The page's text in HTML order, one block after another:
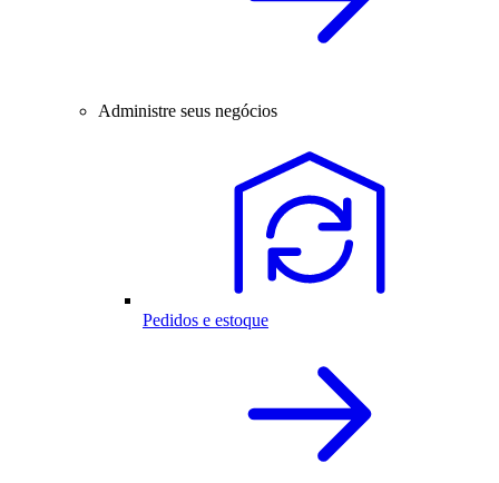
Administre seus negócios
Pedidos e estoque